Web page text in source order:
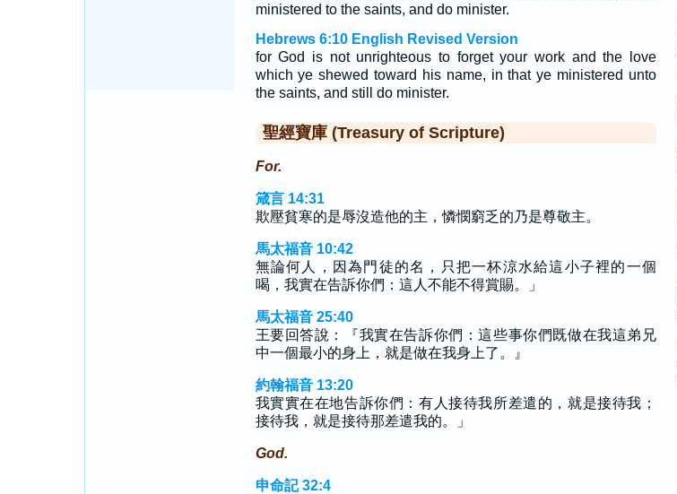
ministered to the saints, and do minister.
Hebrews 6:10 English Revised Version
for God is not unrighteous to forget your work and the love
which ye shewed toward his name, in that ye ministered unto
the saints, and still do minister.
聖經寶庫 (Treasury of Scripture)
For.
箴言 14:31
欺壓貧寒的是辱沒造他的主，憐憫窮乏的乃是尊敬主。
馬太福音 10:42
無論何人，因為門徒的名，只把一杯涼水給這小子裡的一個
喝，我實在告訴你們：這人不能不得賞賜。」
馬太福音 25:40
王要回答說：『我實在告訴你們：這些事你們既做在我這弟兄
中一個最小的身上，就是做在我身上了。』
約翰福音 13:20
我實實在在地告訴你們：有人接待我所差遣的，就是接待我；
接待我，就是接待那差遣我的。」
God.
申命記 32:4